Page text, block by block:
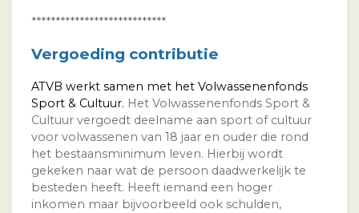
****************************
Vergoeding contributie
ATVB werkt samen met het Volwassenenfonds
Sport & Cultuur. Het Volwassenenfonds Sport &
Cultuur vergoedt deelname aan sport of cultuur
voor volwassenen van 18 jaar en ouder die rond
het bestaansminimum leven. Hierbij wordt
gekeken naar wat de persoon daadwerkelijk te
besteden heeft. Heeft iemand een hoger
inkomen maar bijvoorbeeld ook schulden,